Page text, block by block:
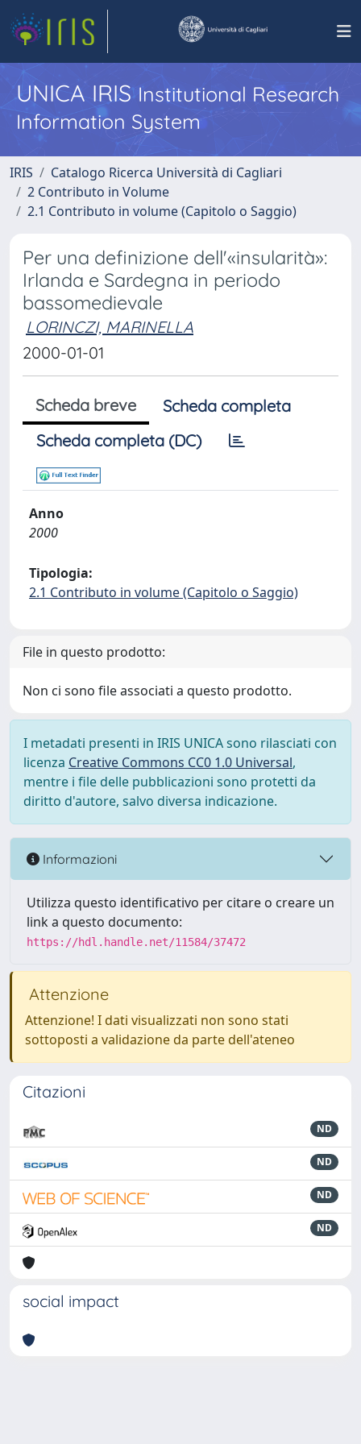
UNICA IRISInstitutional Research
Information System
IRIS
Catalogo Ricerca Università di Cagliari
2 Contributo in Volume
2.1 Contributo in volume (Capitolo o Saggio)
Per una definizione dell'«insularità»:
Irlanda e Sardegna in periodo
bassomedievale
LORINCZI, MARINELLA
2000-01-01
Scheda breve
Scheda completa
Scheda completa (DC)
Anno
2000
Tipologia:
2.1 Contributo in volume (Capitolo o Saggio)
File in questo prodotto:
Non ci sono file associati a questo prodotto.
I metadati presenti in IRIS UNICA sono rilasciati con
licenza Creative Commons CC0 1.0 Universal,
mentre i file delle pubblicazioni sono protetti da
diritto d'autore, salvo diversa indicazione.
Informazioni
Utilizza questo identificativo per citare o creare un
link a questo documento:
https://hdl.handle.net/11584/37472
Attenzione
Attenzione! I dati visualizzati non sono stati
sottoposti a validazione da parte dell'ateneo
Citazioni
ND
ND
ND
ND
social impact